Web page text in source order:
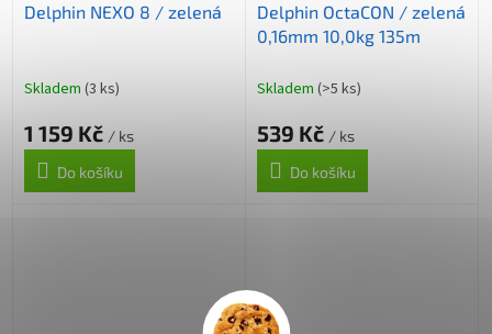
Delphin NEXO 8 / zelená
Skladem (3 ks)
1 159 Kč / ks
Do košíku
Delphin OctaCON / zelená
0,16mm 10,0kg 135m
Skladem (>5 ks)
539 Kč / ks
Do košíku